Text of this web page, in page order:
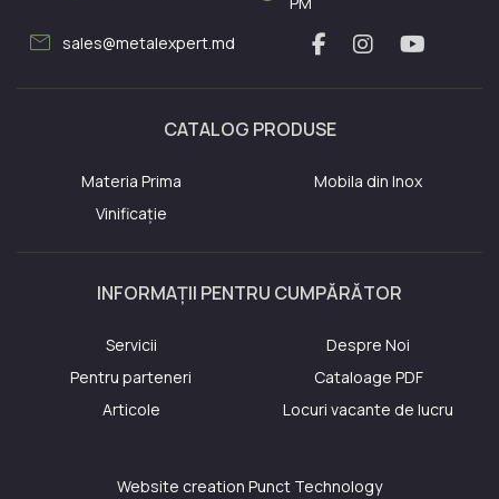
mail sales@metalexpert.md
CATALOG PRODUSE
Materia Prima
Mobila din Inox
Vinificație
INFORMAȚII PENTRU CUMPĂRĂTOR
Servicii
Despre Noi
Pentru parteneri
Cataloage PDF
Articole
Locuri vacante de lucru
Website creation Punct Technology